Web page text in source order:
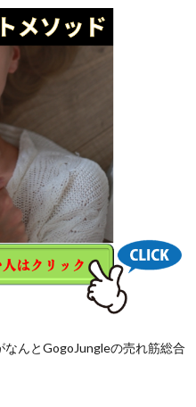
んとGogoJungleの売れ筋総合